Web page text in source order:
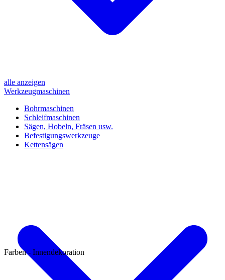
alle anzeigen
Werkzeugmaschinen
Bohrmaschinen
Schleifmaschinen
Sägen, Hobeln, Fräsen usw.
Befestigungswerkzeuge
Kettensägen
Farben - Innendekoration